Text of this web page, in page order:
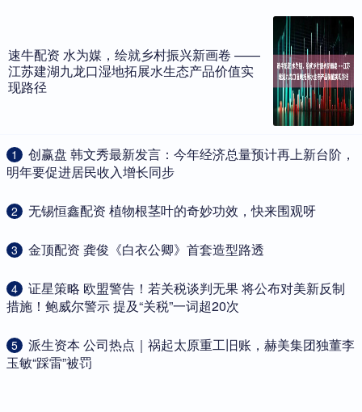
速牛配资 水为媒，绘就乡村振兴新画卷 ——
江苏建湖九龙口湿地拓展水生态产品价值实
现路径
1
​创赢盘 韩文秀最新发言：今年经济总量预计再上新台阶，
明年要促进居民收入增长同步
2 ​无锡恒鑫配资 植物根茎叶的奇妙功效，快来围观呀
3 ​金顶配资 龚俊《白衣公卿》首套造型路透
4
​证星策略 欧盟警告！若关税谈判无果 将公布对美新反制
措施！鲍威尔警示 提及“关税”一词超20次
5
​派生资本 公司热点｜祸起太原重工旧账，赫美集团独董李
玉敏“踩雷”被罚